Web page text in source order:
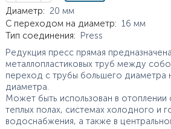
Характеристики
Диаметр: 20 мм
С переходом на диаметр: 16 мм
Тип соединения:
Press
Редукция пресс прямая
металлопластиковых труб между
переход с трубы большего диаметра
диаметра.
Может быть использован в
теплых полах, системах холодного и
водоснабжения, а также в